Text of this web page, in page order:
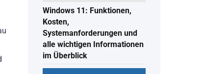
Windows 11: Funktionen,
Kosten,
Systemanforderungen und
alle wichtigen Informationen
im Überblick